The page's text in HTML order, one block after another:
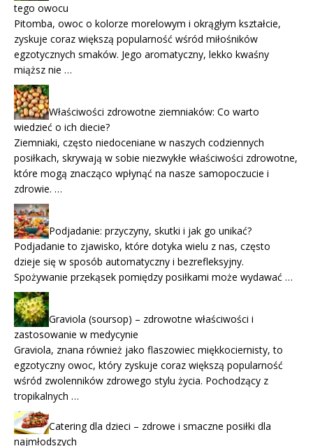
tego owocu
Pitomba, owoc o kolorze morelowym i okrągłym kształcie,
zyskuje coraz większą popularność wśród miłośników
egzotycznych smaków. Jego aromatyczny, lekko kwaśny
miąższ nie …
Właściwości zdrowotne ziemniaków: Co warto
wiedzieć o ich diecie?
Ziemniaki, często niedoceniane w naszych codziennych
posiłkach, skrywają w sobie niezwykłe właściwości zdrowotne,
które mogą znacząco wpłynąć na nasze samopoczucie i
zdrowie. …
Podjadanie: przyczyny, skutki i jak go unikać?
Podjadanie to zjawisko, które dotyka wielu z nas, często
dzieje się w sposób automatyczny i bezrefleksyjny.
Spożywanie przekąsek pomiędzy posiłkami może wydawać …
Graviola (soursop) – zdrowotne właściwości i
zastosowanie w medycynie
Graviola, znana również jako flaszowiec miękkociernisty, to
egzotyczny owoc, który zyskuje coraz większą popularność
wśród zwolenników zdrowego stylu życia. Pochodzący z
tropikalnych …
Catering dla dzieci – zdrowe i smaczne posiłki dla
najmłodszych